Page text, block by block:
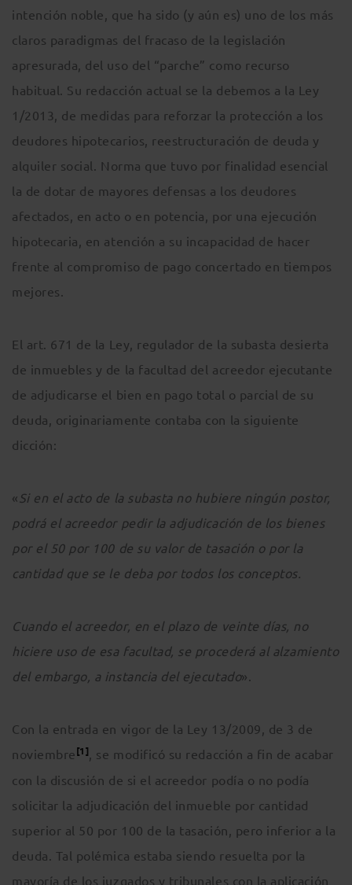
intención noble, que ha sido (y aún es) uno de los más
claros paradigmas del fracaso de la legislación
apresurada, del uso del “parche” como recurso
habitual. Su redacción actual se la debemos a la Ley
1/2013, de medidas para reforzar la protección a los
deudores hipotecarios, reestructuración de deuda y
alquiler social. Norma que tuvo por finalidad esencial
la de dotar de mayores defensas a los deudores
afectados, en acto o en potencia, por una ejecución
hipotecaria, en atención a su incapacidad de hacer
frente al compromiso de pago concertado en tiempos
mejores.
El art. 671 de la Ley, regulador de la subasta desierta
de inmuebles y de la facultad del acreedor ejecutante
de adjudicarse el bien en pago total o parcial de su
deuda, originariamente contaba con la siguiente
dicción:
« Si en el acto de la subasta no hubiere ningún postor,
podrá el acreedor pedir la adjudicación de los bienes
por el 50 por 100 de su valor de tasación o por la
cantidad que se le deba por todos los conceptos.
Cuando el acreedor, en el plazo de veinte días, no
hiciere uso de esa facultad, se procederá al alzamiento
del embargo, a instancia del ejecutado».
Con la entrada en vigor de la Ley 13/2009, de 3 de
noviembre[1], se modificó su redacción a fin de acabar
con la discusión de si el acreedor podía o no podía
solicitar la adjudicación del inmueble por cantidad
superior al 50 por 100 de la tasación, pero inferior a la
deuda. Tal polémica estaba siendo resuelta por la
mayoría de los juzgados y tribunales con la aplicación